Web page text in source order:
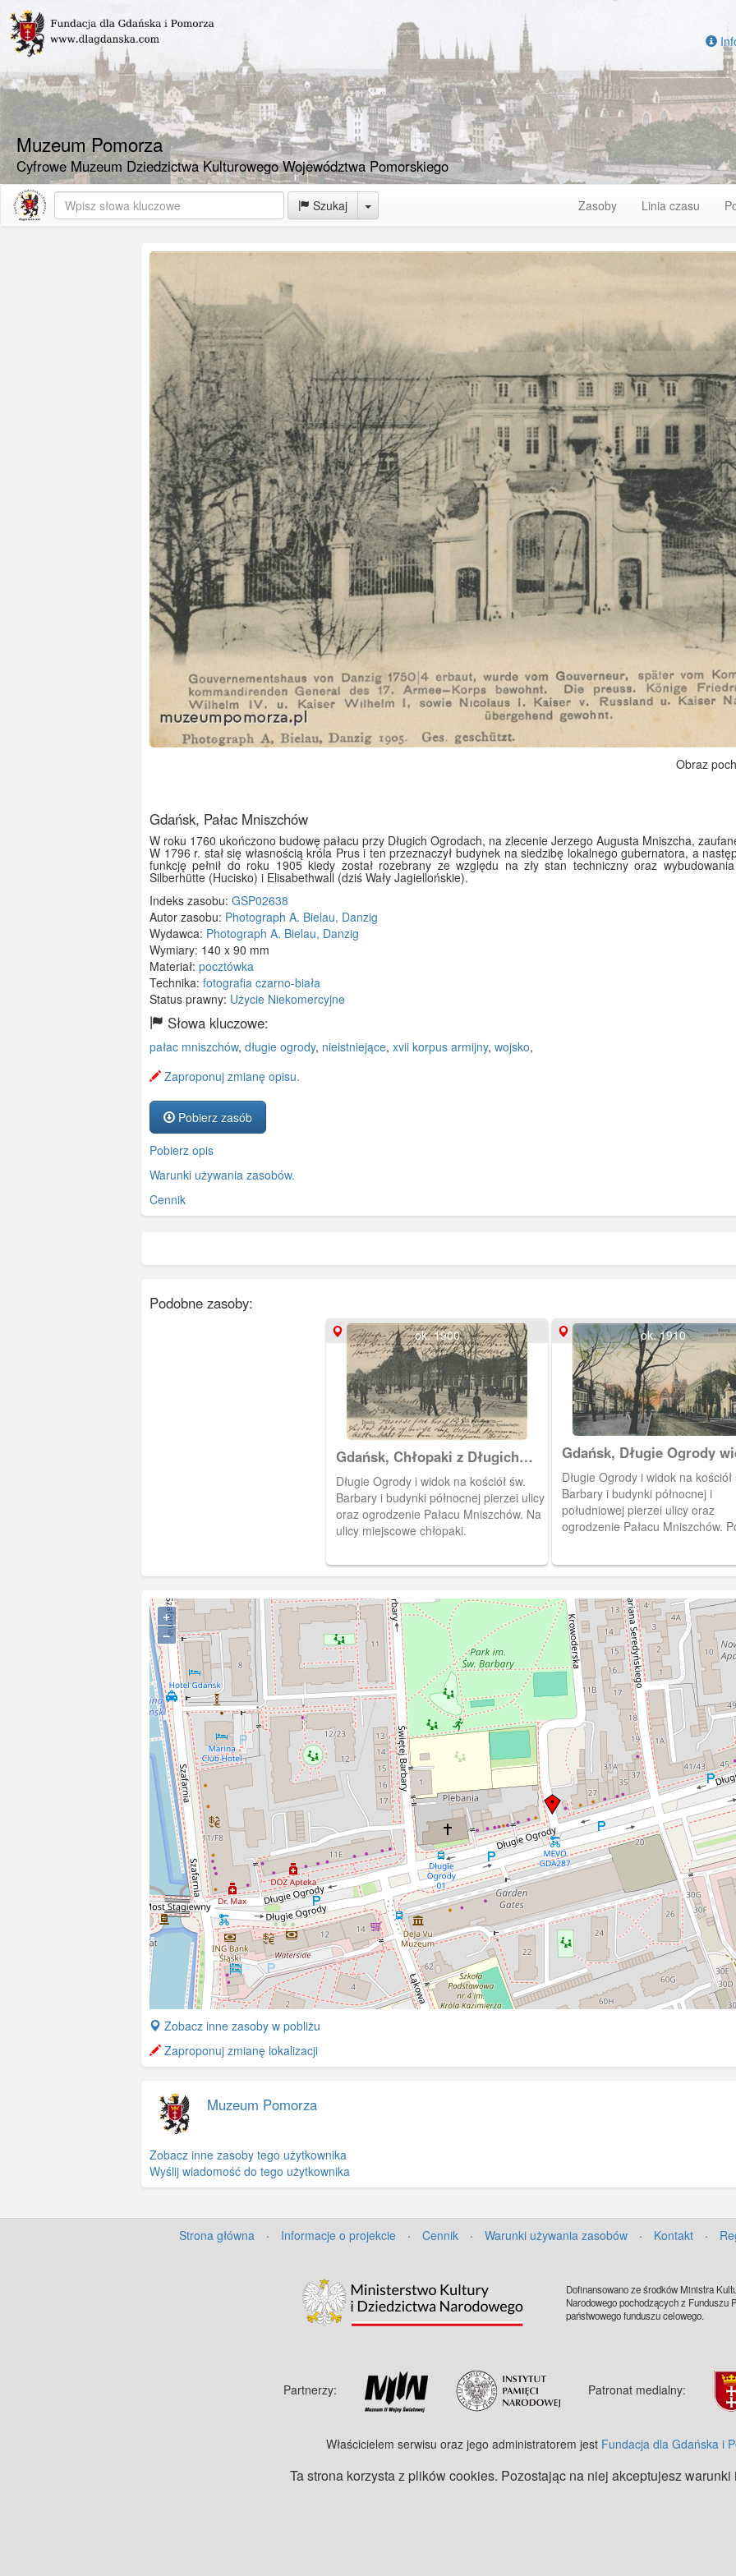
Muzeum Pomorza
Cyfrowe Muzeum Dziedzictwa Kulturowego Województwa Pomorskiego
Szukaj Toggle Dropdown Zasoby Linia czasu
Obraz
Gdańsk, Pałac Mniszchów
W roku 1760 ukończono budowę pałacu przy Długich Ogrodach, na zlecenie Jerzego Augusta Mniszcha,
W 1796 r. stał się własnością króla Prus i ten przeznaczył budynek na siedzibę lokalnego gubernatora, a
funkcję pełnił do roku 1905 kiedy został rozebrany ze względu na zły stan techniczny oraz
Silberhütte (Hucisko) i Elisabethwall (dziś Wały Jagiellońskie).
Indeks zasobu: GSP02638
Autor zasobu: Photograph A. Bielau, Danzig
Wydawca: Photograph A. Bielau, Danzig
Wymiary: 140 x 90 mm
Materiał: pocztówka
Technika: fotografia czarno-biała
Status prawny: Użycie Niekomercyjne
Słowa kluczowe:
pałac mniszchów, długie ogrody, nieistniejące, xvii korpus armijny, wojsko,
Zaproponuj zmianę opisu.
Pobierz zasób
Pobierz opis
Warunki używania zasobów.
Cennik
Podobne zasoby:
ok. 1900
Gdańsk, Chłopaki z Długich
Ogrodów
Długie Ogrody i widok na kościół św.
Barbary i budynki północnej pierzei ulicy
oraz ogrodzenie Pałacu Mniszchów. Na
ulicy miejscowe chłopaki.
ok. 1910
Gdańsk, Długie Ogrody
w stronę kościoła
Długie Ogrody i widok na kościół
Barbary i budynki północnej i
południowej pierzei ulicy oraz
ogrodzenie Pałacu Mniszchów.
+
−
+
−
Zobacz inne zasoby w pobliżu
Zaproponuj zmianę lokalizacji
Muzeum Pomorza
Zobacz inne zasoby tego użytkownika
Wyślij wiadomość do tego użytkownika
Strona główna · Informacje o projekcie · Cennik · Warunki używania zasobów · Kontakt ·
Dofinansowano ze środków Ministra
Narodowego pochodzących z Funduszu
państwowego funduszu celowego.
Partnerzy: Patronat medialny:
Właścicielem serwisu oraz jego administratorem jest Fundacja dla Gdańska i
Ta strona korzysta z plików cookies. Pozostając na niej akceptujesz